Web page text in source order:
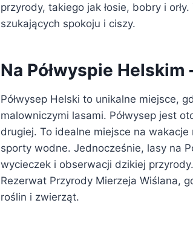
przyrody, takiego jak łosie, bobry i
szukających spokoju i ciszy.
Na Półwyspie
Półwysep Helski to unikalne miejsce,
malowniczymi lasami. Półwysep jest
drugiej. To idealne miejsce na
sporty wodne. Jednocześnie, lasy na
wycieczek i obserwacji dzikiej
Rezerwat Przyrody Mierzeja Wiślana,
roślin i zwierząt.